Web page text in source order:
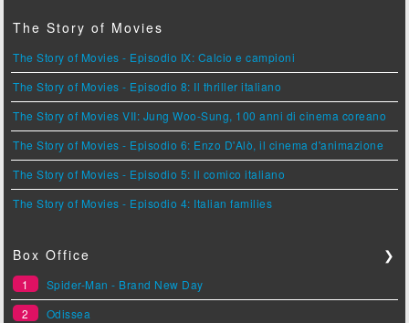
The Story of Movies
The Story of Movies - Episodio IX: Calcio e campioni
The Story of Movies - Episodio 8: Il thriller italiano
The Story of Movies VII: Jung Woo-Sung, 100 anni di cinema coreano
The Story of Movies - Episodio 6: Enzo D'Alò, il cinema d'animazione
The Story of Movies - Episodio 5: Il comico italiano
The Story of Movies - Episodio 4: Italian families
Box Office ❯
1
Spider-Man - Brand New Day
2
Odissea